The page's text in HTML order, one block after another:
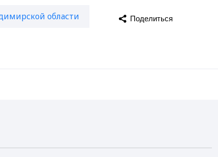
области Поделиться